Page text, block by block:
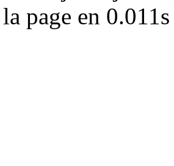
page en 0.011s